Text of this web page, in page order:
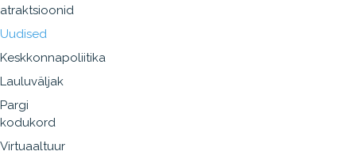
atraktsioonid
Uudised
Keskkonnapoliitika
Lauluväljak
Pargi
kodukord
Virtuaaltuur